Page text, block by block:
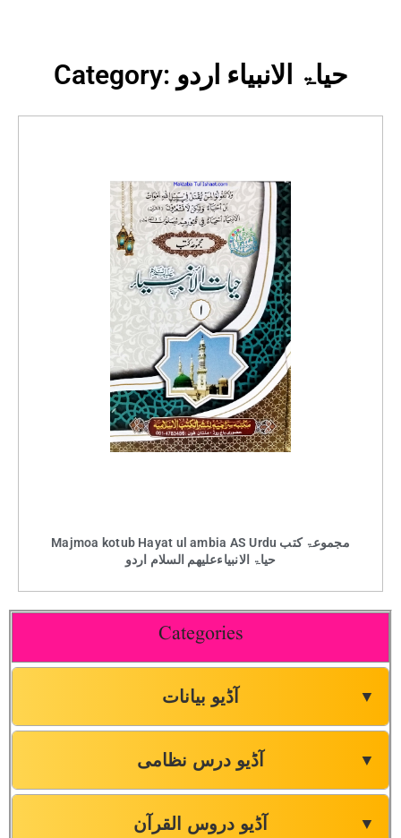
Category: حیاۃ الانبیاء اردو
Majmoa kotub Hayat ul ambia AS Urdu مجموعۃ کتب
حیاۃ الانبیاءعلیھم السلام اردو
Categories
آڈیو بیانات ▼
آڈیو درس نظامی ▼
آڈیو دروس القرآن ▼